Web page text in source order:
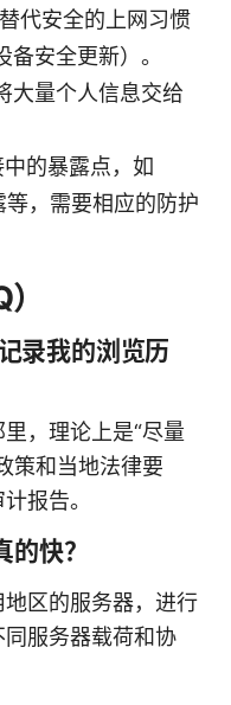
代安全的上网习惯
备安全更新）。
大量个人信息交给
的暴露点，如
，需要相应的防护
录我的浏览历
，理论上是“尽量
策和当地法律要
报告。
快？
区的服务器，进行
服务器载荷和协